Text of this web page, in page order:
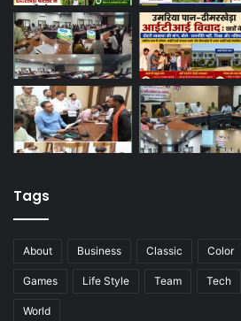
Tags
About Business Classic Color
Games Life Style Team Tech
World